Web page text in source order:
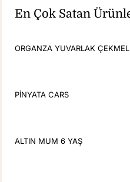
En Çok Satan
ORGANZA YUVARLAK
PİNYATA CARS
ALTIN MUM 6 YAŞ